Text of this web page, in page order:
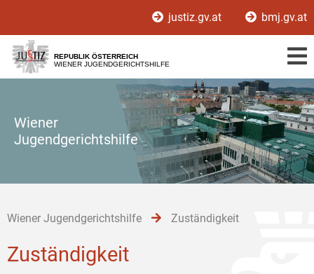
[1]
[2]
[3]
justiz.gv.at bmj.gv.at
REPUBLIK ÖSTERREICH
WIENER JUGENDGERICHTSHILFE
Wiener
Jugendgerichtshilfe
Wiener Jugendgerichtshilfe Zuständigkeit
Zuständigkeit